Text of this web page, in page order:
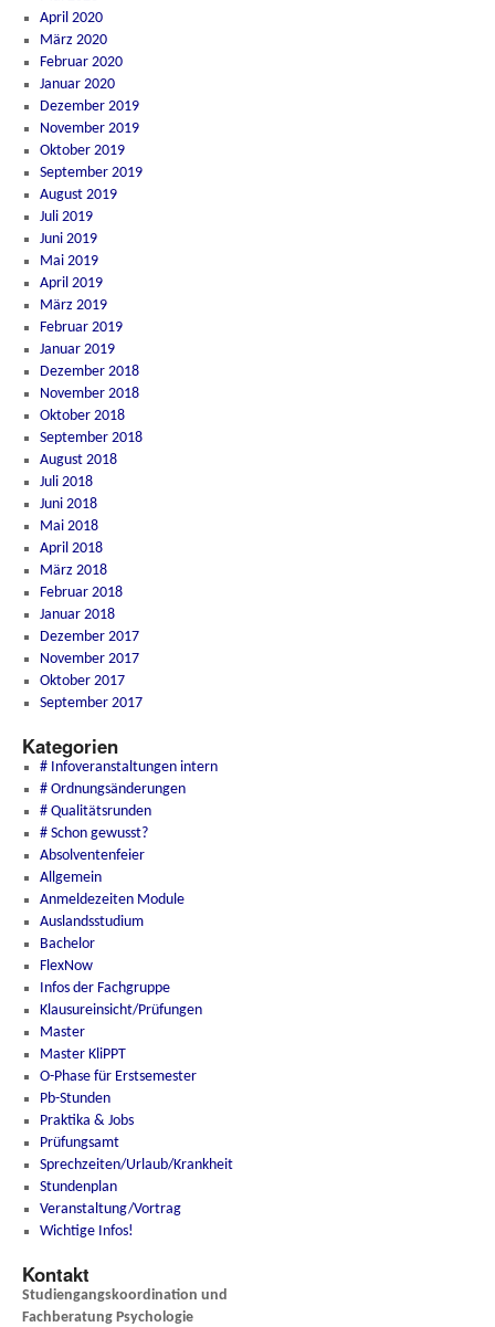
April 2020
März 2020
Februar 2020
Januar 2020
Dezember 2019
November 2019
Oktober 2019
September 2019
August 2019
Juli 2019
Juni 2019
Mai 2019
April 2019
März 2019
Februar 2019
Januar 2019
Dezember 2018
November 2018
Oktober 2018
September 2018
August 2018
Juli 2018
Juni 2018
Mai 2018
April 2018
März 2018
Februar 2018
Januar 2018
Dezember 2017
November 2017
Oktober 2017
September 2017
Kategorien
# Infoveranstaltungen intern
# Ordnungsänderungen
# Qualitätsrunden
# Schon gewusst?
Absolventenfeier
Allgemein
Anmeldezeiten Module
Auslandsstudium
Bachelor
FlexNow
Infos der Fachgruppe
Klausureinsicht/Prüfungen
Master
Master KliPPT
O-Phase für Erstsemester
Pb-Stunden
Praktika & Jobs
Prüfungsamt
Sprechzeiten/Urlaub/Krankheit
Stundenplan
Veranstaltung/Vortrag
Wichtige Infos!
Kontakt
Studiengangskoordination und
Fachberatung Psychologie